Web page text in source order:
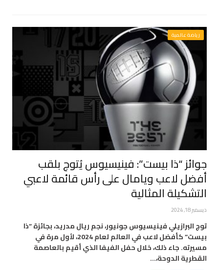
رياضة عالمية
جوائز “ذا بيست”: فينيسيوس يُتوج بلقب
أفضل لاعب ويامال على رأس قائمة لاعبي
التشكيلة المثالية
ديسمبر 18, 2024
توج البرازيلي فينيسيوس جونيور، نجم ريال مدريد، بجائزة “ذا
بيست” كأفضل لاعب في العالم لعام 2024، لأول مرة في
مسيرته. جاء ذلك، خلال حفل الفيفا الذي أقيم بالعاصمة
القطرية الدوحة،…